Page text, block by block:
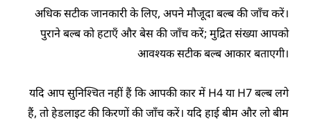
अधिक सटीक जानकारी के लिए, अपने मौजूदा बल्ब की जाँच करें।
पुराने बल्ब को हटाएँ और बेस की जाँच करें; मुद्रित संख्या आपको
आवश्यक सटीक बल्ब आकार बताएगी।
यदि आप सुनिश्चित नहीं हैं कि आपकी कार में H4 या H7 बल्ब लगे
हैं, तो हेडलाइट की किरणों की जाँच करें। यदि हाई बीम और लो बीम